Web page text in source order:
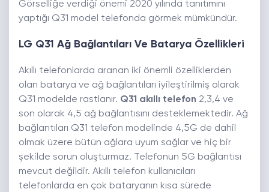
Görselliğe verdiği önemi 2020 yılında tanıtımını
yaptığı Q31 model telefonda görmek mümkündür.
LG Q31 Ağ Bağlantıları Ve Batarya Özellikleri
Akıllı telefonlarda aranan iki önemli özelliklerden
olan batarya ve ağ bağlantıları iyileştirilmiş olarak
Q31 modelde rastlanır. Q31 akıllı telefon 2,3,4 ve
son olarak 4,5 ağ bağlantısını desteklemektedir. Ağ
bağlantıları Q31 telefon modelinde 4,5G de dahil
olmak üzere bütün ağlara uyum sağlar ve hiç bir
şekilde sorun oluşturmaz. Telefonun 5G bağlantısı
mevcut değildir. Akıllı telefon kullanıcıları
telefonlarda en çok bataryanın kısa sürede